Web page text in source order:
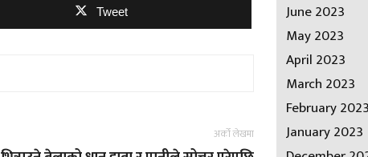
Tweet
अर्को लेखमा
June 2023
May 2023
April 2023
March 2023
February 2023
January 2023